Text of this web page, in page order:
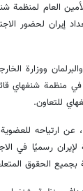
العام لمنظمة
إيران لحضور
ووزارة
في منظمة
للتعاون.
ارتياحه للعضوية